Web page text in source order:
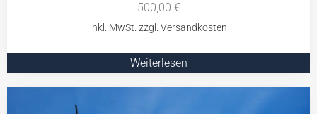
500,00 €
Weiterlesen